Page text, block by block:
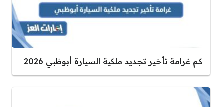
كم غرامة تأخير تجديد ملكية السيارة أبوظبي 2026